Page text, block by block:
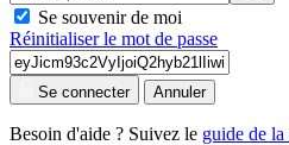
Se souvenir de moi
Réinitialiser le mot de passe
Se connecter Annuler
Besoin d'aide ? Suivez le guide de